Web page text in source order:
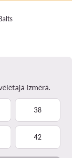
izmērā.
38
42